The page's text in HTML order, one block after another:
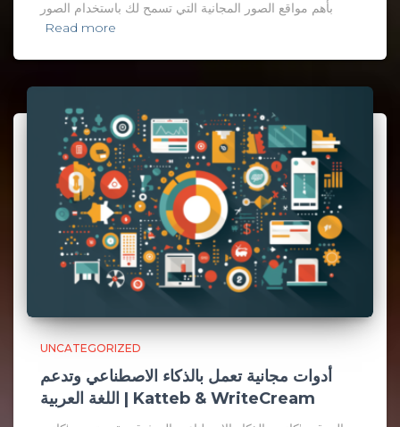
بأهم مواقع الصور المجانية التي تسمح لك باستخدام الصور
Read more
UNCATEGORIZED
أدوات مجانية تعمل بالذكاء الاصطناعي وتدعم
اللغة العربية | Katteb & WriteCream